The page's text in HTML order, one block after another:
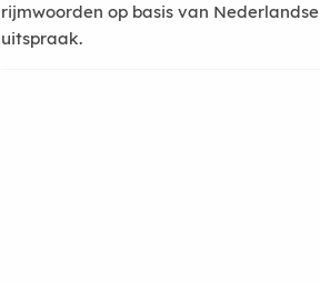
rijmwoorden op basis van Nederlandse
uitspraak.